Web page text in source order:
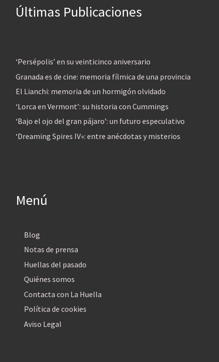
Últimas Publicaciones
‘Persépolis’ en su veinticinco aniversario
Granada es de cine: memoria fílmica de una provincia
El Lianchi: memoria de un hormigón olvidado
‘Lorca en Vermont’: su historia con Cummings
‘Bajo el ojo del gran pájaro’: un futuro especulativo
‘Dreaming Spires IV»: entre anécdotas y misterios
Menú
Blog
Notas de prensa
Huellas del pasado
Quiénes somos
Contacta con La Huella
Política de cookies
Aviso Legal